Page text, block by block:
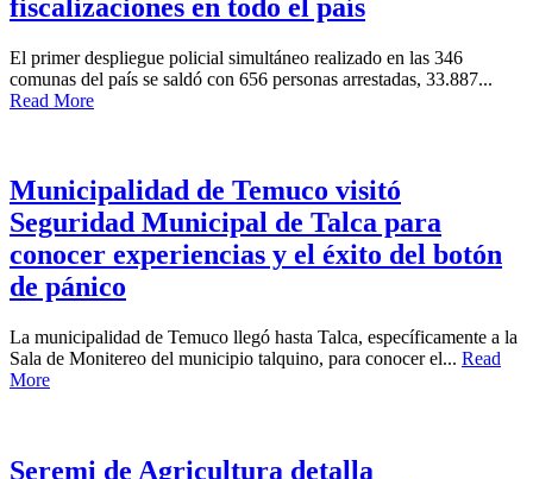
fiscalizaciones en todo el país
El primer despliegue policial simultáneo realizado en las 346
comunas del país se saldó con 656 personas arrestadas, 33.887...
Read More
Municipalidad de Temuco visitó
Seguridad Municipal de Talca para
conocer experiencias y el éxito del botón
de pánico
La municipalidad de Temuco llegó hasta Talca, específicamente a la
Sala de Monitereo del municipio talquino, para conocer el... Read
More
Seremi de Agricultura detalla